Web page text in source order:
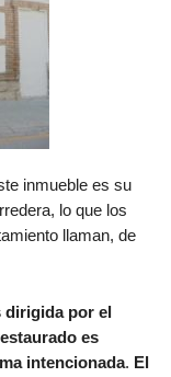
inmueble es su
lo que los
llaman, de
dirigida por el
es
intencionada. El